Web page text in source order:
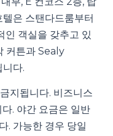
은 스탠다드룸부터
인 객실을 갖추고 있
커튼과 Sealy
다.
지됩니다. 비즈니스
. 야간 요금은 일반
. 가능한 경우 당일